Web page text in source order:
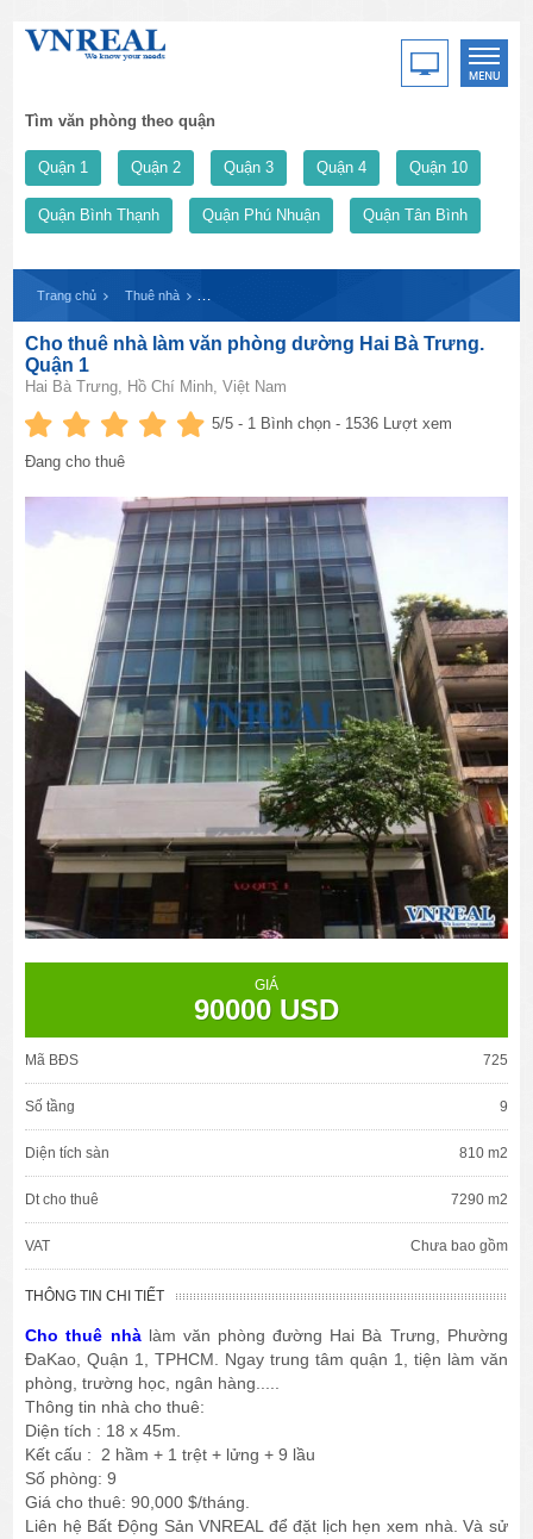
Tìm văn phòng theo quận
Quận 1 Quận 2 Quận 3 Quận 4 Quận 10
Quận Bình Thạnh Quận Phú Nhuận Quận Tân Bình
Trang chủ Thuê nhà
Cho thuê nhà làm văn phòng dường Hai Bà Trưng.
Quận 1
Hai Bà Trưng, Hồ Chí Minh, Việt Nam
5/5 - 1 Bình chọn - 1536 Lượt xem
Đang cho thuê
GIÁ
90000 USD
Mã BĐS 725
Số tầng 9
Diện tích sàn 810 m2
Dt cho thuê 7290 m2
VAT Chưa bao gồm
THÔNG TIN CHI TIẾT
Cho thuê nhàlàm văn phòng đường Hai Bà Trưng, Phường
ĐaKao, Quận 1, TPHCM. Ngay trung tâm quận 1, tiện làm văn
phòng, trường học, ngân hàng.....
Thông tin nhà cho thuê:
Diện tích : 18 x 45m.
Kết cấu : 2 hầm + 1 trệt + lửng + 9 lầu
Số phòng: 9
Giá cho thuê: 90,000 $/tháng.
Liên hệ Bất Động Sản VNREAL để đặt lịch hẹn xem nhà. Và sử